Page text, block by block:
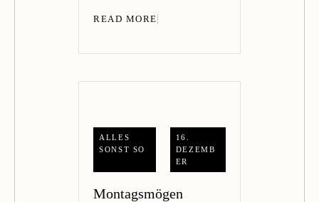
READ MORE
16.
DEZEMB
ER
ALLES
SONST SO
Montagsmögen